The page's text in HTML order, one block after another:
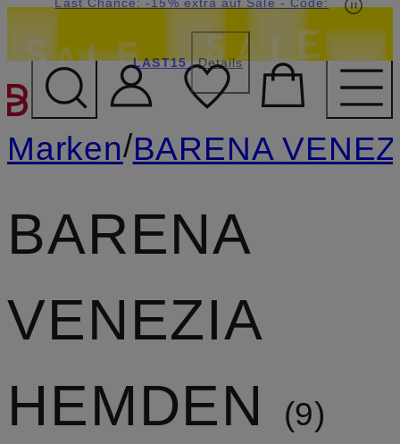
ZUM HAUPTINHALT
LAST15Details
Marken/BARENA
BARENA
VENEZIA
HEMDEN
9